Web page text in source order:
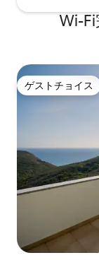
Wi-
ゲストチョイス
ゲストチョイス